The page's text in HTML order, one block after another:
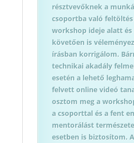
résztvevőknek a
csoportba való
workshop ideje alatt és
követően is
írásban korrigálom.
technikai akadály
esetén a lehető
felvett online videó
osztom meg a
a csoporttal és a fent
mentorálást
esetben is biztosítom.